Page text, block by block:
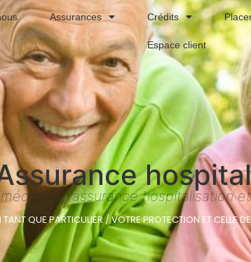
Assurances Crédits
Espace client
l'assurance hospitalisation
TANT QUE PARTICULIER/VOTRE PROTECTION ET CELLE